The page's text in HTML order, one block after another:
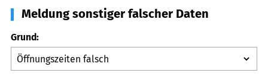
Meldung sonstiger falscher Daten
Grund: